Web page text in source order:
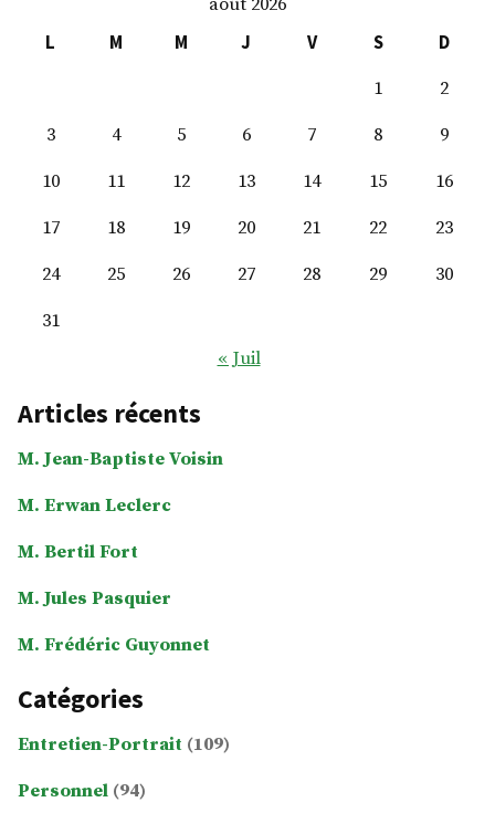
août 2026
L
M M J V S
D
1
2
3
4 5 6 7 8
9
10
11 12 13 14 15
16
17
18 19 20 21 22
23
24
25 26 27 28 29
30
31
« Juil
Articles récents
M. Jean-Baptiste Voisin
M. Erwan Leclerc
M. Bertil Fort
M. Jules Pasquier
M. Frédéric Guyonnet
Catégories
Entretien-Portrait (109)
Personnel (94)